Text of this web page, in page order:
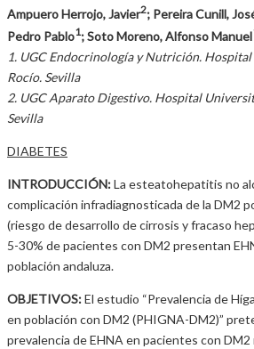
Ampuero Herrojo, Javier2; Pereira Cunill,
Pedro Pablo1; Soto Moreno, Alfonso Manuel
1. UGC Endocrinología y Nutrición.
Rocío. Sevilla
2. UGC Aparato Digestivo. Hospital
Sevilla
DIABETES
INTRODUCCIÓN:La esteatohepatitis no
complicación infradiagnosticada de la DM2
(riesgo de desarrollo de cirrosis y fracaso
5-30% de pacientes con DM2 presentan
población andaluza.
OBJETIVOS:El estudio “Prevalencia de
en población con DM2 (PHIGNA-DM2)”
prevalencia de EHNA en pacientes con